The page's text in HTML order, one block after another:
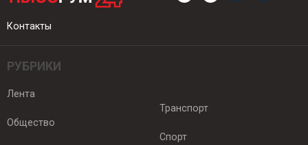
Контакты
РУБРИКИ
Лента
Общество
Транспорт
Спорт